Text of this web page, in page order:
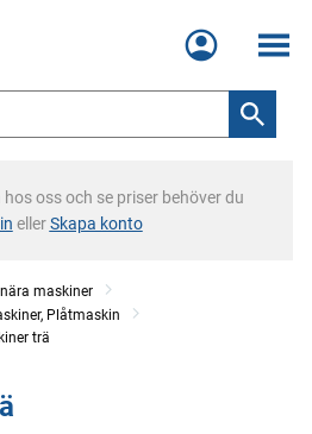
Meny
oss och se priser behöver du
ellerSkapa konto
maskiner
Plåtmaskin
trä